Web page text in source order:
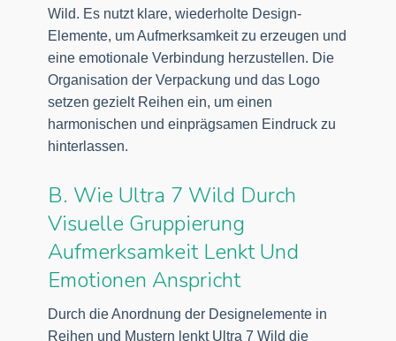
Wild. Es nutzt klare, wiederholte Design-
Elemente, um Aufmerksamkeit zu erzeugen und
eine emotionale Verbindung herzustellen. Die
Organisation der Verpackung und das Logo
setzen gezielt Reihen ein, um einen
harmonischen und einprägsamen Eindruck zu
hinterlassen.
B. Wie Ultra 7 Wild Durch
Visuelle Gruppierung
Aufmerksamkeit Lenkt Und
Emotionen Anspricht
Durch die Anordnung der Designelemente in
Reihen und Mustern lenkt Ultra 7 Wild die